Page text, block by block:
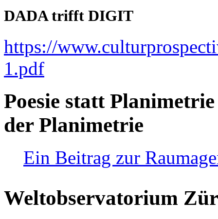
DADA trifft DIGIT
https://
1.pdf
Poesie statt
der Planimetrie
Ein Beitrag zur
Weltobservatorium